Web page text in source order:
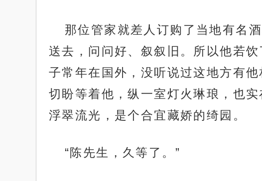
那位管家就差人订购了当地有名
送去，问问好、叙叙旧。所以他若
子常年在国外，没听说过这地方有
切盼等着他，纵一室灯火琳琅，也
浮翠流光，是个合宜藏娇的绮园。
“陈先生，久等了。”